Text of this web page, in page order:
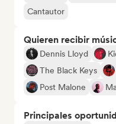
Cantautor
Quieren recibir
Dennis Lloyd
The Black Keys
Post Malone
Principales